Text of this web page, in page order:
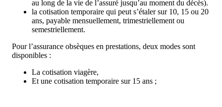
au long de la vie de l’assuré jusqu’au moment du décès).
la cotisation temporaire qui peut s’étaler sur 10, 15 ou 20
ans, payable mensuellement, trimestriellement ou
semestriellement.
Pour l’assurance obsèques en prestations, deux modes sont
disponibles :
La cotisation viagère,
Et une cotisation temporaire sur 15 ans ;